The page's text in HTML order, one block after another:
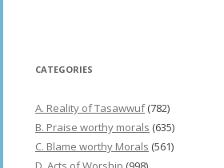
CATEGORIES
A. Reality of Tasawwuf(782)
B. Praise worthy morals (635)
C. Blame worthy Morals (561)